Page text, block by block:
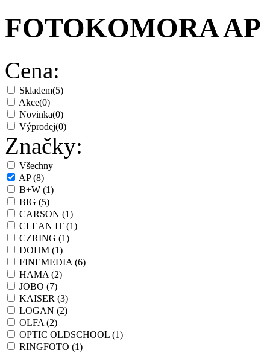
FOTOKOMORA AP
Cena:
Skladem(5)
Akce(0)
Novinka(0)
Výprodej(0)
Značky:
Všechny
AP(8)
B+W (1)
BIG (5)
CARSON (1)
CLEAN IT (1)
CZRING (1)
DOHM (1)
FINEMEDIA(6)
HAMA(2)
JOBO (7)
KAISER (3)
LOGAN (2)
OLFA(2)
OPTIC OLDSCHOOL (1)
RINGFOTO (1)